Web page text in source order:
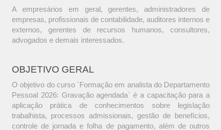
A empresários em geral, gerentes, administradores de
empresas, profissionais de contabilidade, auditores internos e
externos, gerentes de recursos humanos, consultores,
advogados e demais interessados.
OBJETIVO GERAL
O objetivo do curso `Formação em analista do Departamento
Pessoal 2026: Gravação agendada` é a capacitação para a
aplicação prática de conhecimentos sobre legislação
trabalhista, processos admissionais, gestão de benefícios,
controle de jornada e folha de pagamento, além de outros